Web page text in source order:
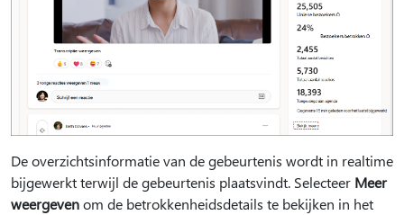
De overzichtsinformatie van de gebeurtenis wordt in realtime
bijgewerkt terwijl de gebeurtenis plaatsvindt. Selecteer Meer
weergevenom de betrokkenheidsdetails te bekijken in het